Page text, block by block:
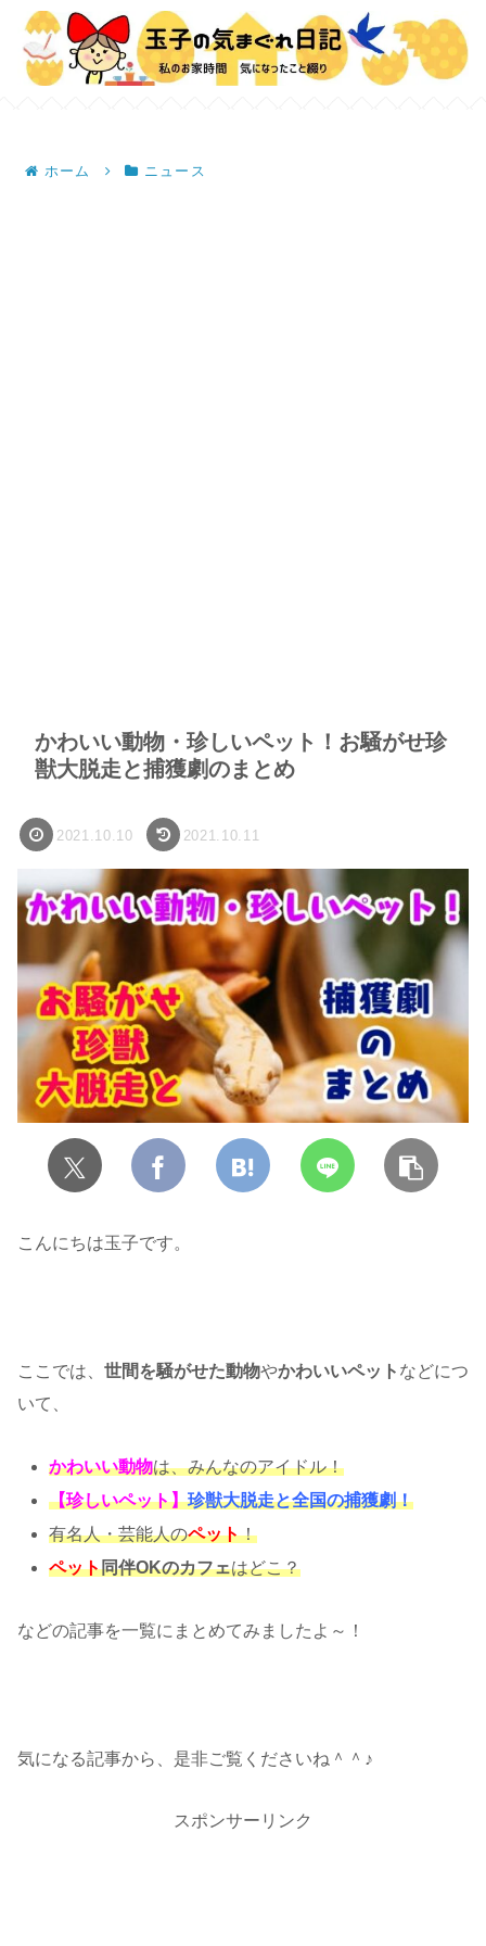
ホーム ニュース
かわいい動物・珍しいペット！お騒がせ珍
獣大脱走と捕獲劇のまとめ
2021.10.10 2021.10.11
こんにちは玉子です。
ここでは、 世間を騒がせた動物やかわいいペット などにつ
いて、
かわいい動物は、みんなのアイドル！
【珍しいペット】珍獣大脱走と全国の捕獲劇！
有名人・芸能人のペット！
ペット同伴OKのカフェはどこ？
などの記事を一覧にまとめてみましたよ～！
気になる記事から、是非ご覧くださいね＾＾♪
スポンサーリンク